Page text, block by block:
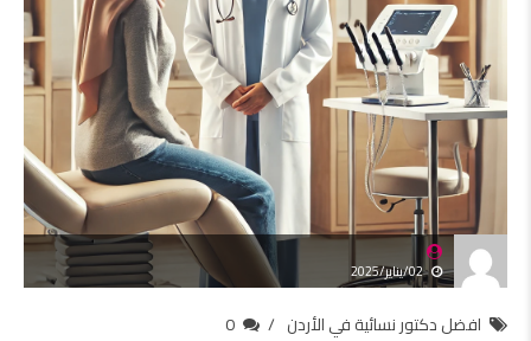
02/يناير/2025
افضل دكتور نسائية في الأردن 0